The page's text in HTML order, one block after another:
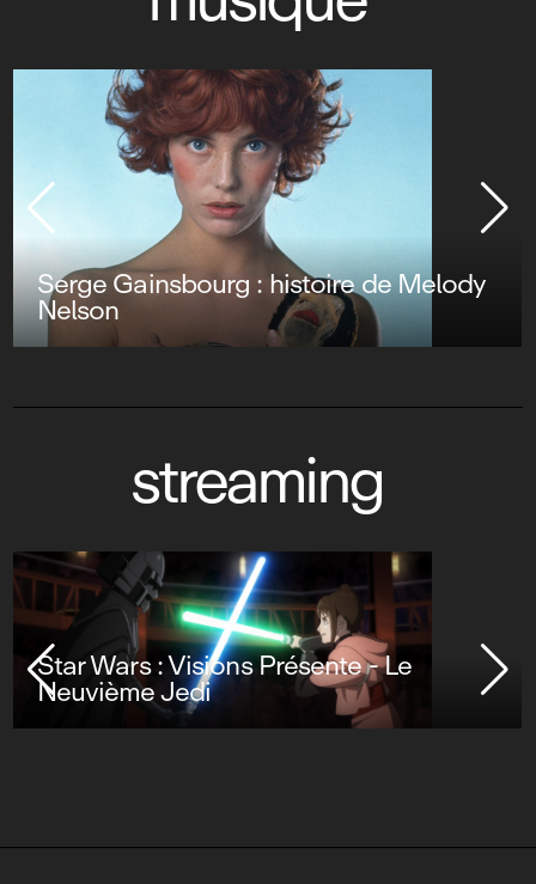
Serge Gainsbourg : histoire de Melody
Nelson
streaming
Star Wars : Visions Présente - Le
Neuvième Jedi